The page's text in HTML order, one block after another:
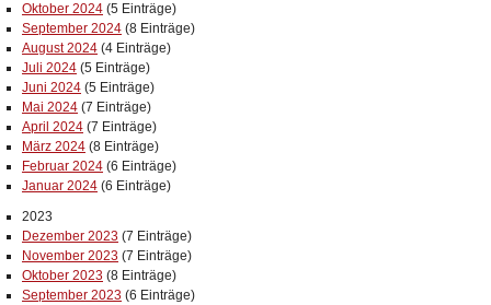
Oktober 2024 (5 Einträge)
September 2024 (8 Einträge)
August 2024 (4 Einträge)
Juli 2024 (5 Einträge)
Juni 2024 (5 Einträge)
Mai 2024 (7 Einträge)
April 2024 (7 Einträge)
März 2024 (8 Einträge)
Februar 2024 (6 Einträge)
Januar 2024 (6 Einträge)
2023
Dezember 2023 (7 Einträge)
November 2023 (7 Einträge)
Oktober 2023 (8 Einträge)
September 2023 (6 Einträge)